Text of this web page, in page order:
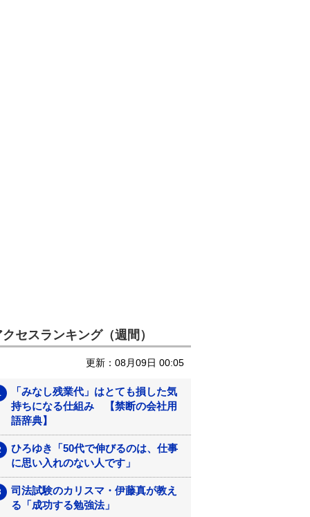
セスランキング（週間）
更新：08月09日 00:05
「みなし残業代」はとても損した気
持ちになる仕組み 【禁断の会社用
語辞典】
ひろゆき「50代で伸びるのは、仕事
に思い入れのない人です」
司法試験のカリスマ・伊藤真が教え
る「成功する勉強法」